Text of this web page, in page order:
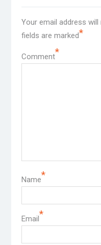
Your email address will
fields are marked*
Comment*
Name*
Email*